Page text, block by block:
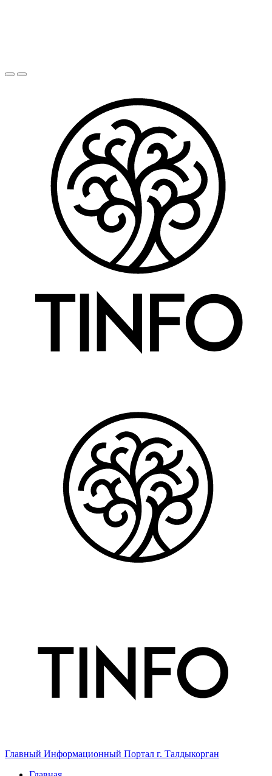
Главный Информационный Портал г. Талдыкорган